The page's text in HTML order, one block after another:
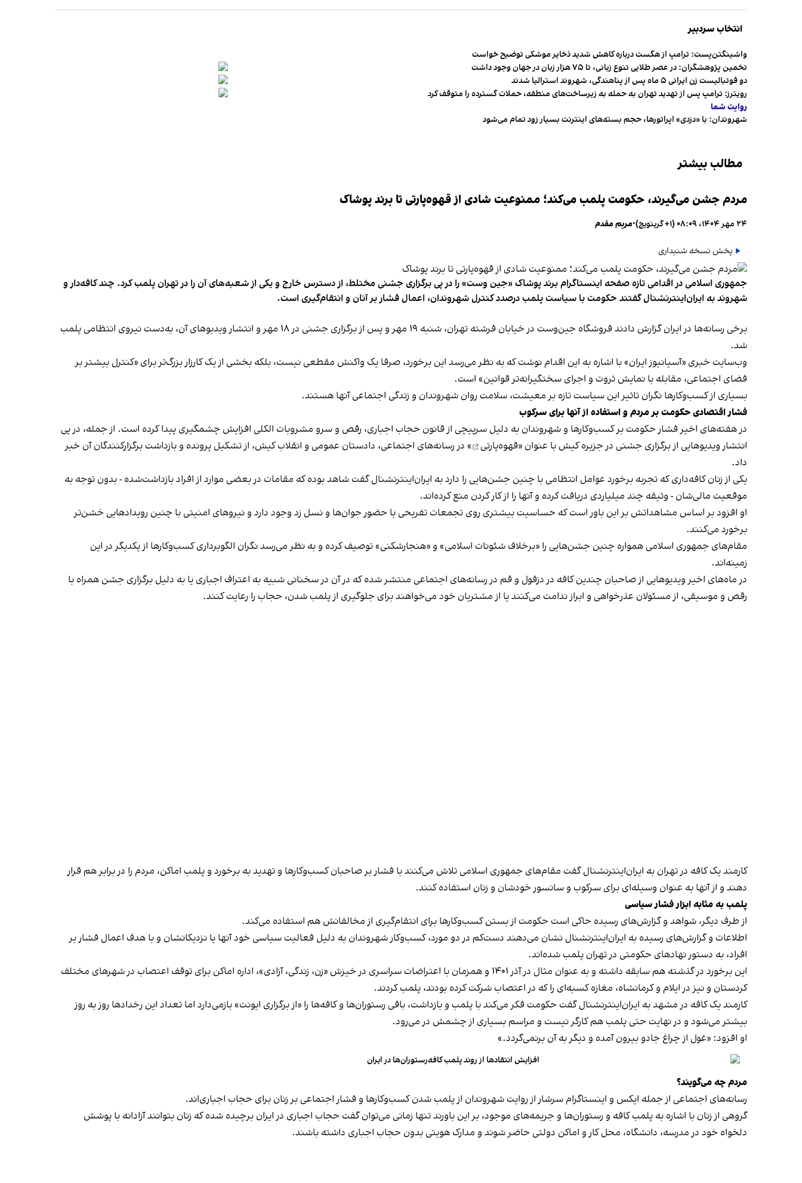
انتخاب سردبیر
واشینگتن‌پست: ترامپ از هگست درباره کاهش شدید ذخایر موشکی توضیح خواست
تخمین پژوهشگران: در عصر طلایی تنوع زبانی، تا ۷۵ هزار زبان در جهان وجود داشت
دو فوتبالیست زن ایرانی ۵ ماه پس از پناهندگی، شهروند استرالیا شدند
رویترز: ترامپ پس از تهدید تهران به حمله به زیرساخت‌های منطقه، حملات گسترده را متوقف کرد
روایت شما
شهروندان:‌ با «دزدی» اپراتورها، حجم بسته‌های اینترنت بسیار زود تمام می‌شود
مطالب بیشتر
مردم جشن می‌گیرند، حکومت پلمب می‌کند؛ ممنوعیت شادی از قهوه‌پارتی تا برند پوشاک
۲۴ مهر ۱۴۰۴، ۰۸:۰۹ (‎+۱ گرینویچ) •مریم مقدم
پخش نسخه شنیداری
جمهوری اسلامی در اقدامی تازه صفحه اینستاگرام برند پوشاک «جین وست» را در پی برگزاری جشنی مختلط، از دسترس خارج و یکی از شعبه‌های آن را در تهران پلمب کرد. چند کافه‌‌دار و
شهروند به ایران‌اینترنشنال گفتند حکومت با سیاست پلمب درصدد کنترل شهروندان، اعمال فشار بر آنان و انتقام‌گیری است.
برخی رسانه‌ها در ایران گزارش دادند فروشگاه جین‌وست در خیابان فرشته تهران، شنبه ۱۹ مهر و پس از برگزاری جشنی در ۱۸ مهر و انتشار ویدیوهای آن، به‌دست نیروی انتظامی پلمب
شد.
وب‌سایت خبری «آسیانیوز ایران» با اشاره به این اقدام نوشت که به نظر می‌رسد این برخورد، صرفا یک واکنش مقطعی نیست، بلکه بخشی از یک کارزار بزرگ‌تر برای «کنترل بیشتر بر
فضای اجتماعی، مقابله با نمایش ثروت و اجرای سختگیرانه‌تر قوانین» است.
بسیاری از کسب‌وکارها نگران تاثیر این سیاست‌ تازه بر معیشت، سلامت روان شهروندان و زندگی اجتماعی آنها هستند.
فشار اقتصادی حکومت بر مردم و استفاده از آنها برای سرکوب
در هفته‌های اخیر فشار حکومت بر کسب‌وکارها و شهروندان به دلیل سرپیچی از قانون حجاب اجباری، رقص و سرو مشروبات الکلی افزایش چشمگیری پیدا کرده است. از جمله، در پی
انتشار ویدیوهایی از برگزاری جشنی در جزیره کیش با عنوان «قهوه‌پارتی
» در رسانه‌های اجتماعی، دادستان عمومی و انقلاب کیش، از تشکیل پرونده و بازداشت برگزارکنندگان آن خبر
داد.
یکی از زنان کافه‌داری که تجربه برخورد عوامل انتظامی با چنین جشن‌هایی را دارد به ایران‌اینترنشنال گفت شاهد بوده که مقامات در بعضی موارد از افراد بازداشت‌‌شده - بدون توجه به
موقعیت مالی‌شان - وثیقه چند میلیاردی دریافت کرده و آنها را از کار کردن منع کرده‌اند.
او افزود بر اساس مشاهداتش بر این باور است که حساسیت بیشتری روی تجمعات تفریحی با حضور جوان‌ها و نسل زد وجود دارد و نیروهای امنیتی با چنین رویدادهایی خشن‌تر
برخورد می‌کنند.
مقام‌های جمهوری اسلامی همواره چنین جشن‌هایی را «برخلاف شئونات اسلامی» و «هنجارشکنی» توصیف کرده و به نظر می‌رسد نگران الگوبرداری کسب‌وکارها از یکدیگر در این
زمینه‌اند.
در ماه‌های اخیر ویدیوهایی از صاحبان چندین کافه در دزفول و قم در رسانه‌های اجتماعی منتشر شده که در آن در سخنانی شبیه به اعتراف اجباری یا به دلیل برگزاری جشن همراه با
رقص و موسیقی، از مسئولان عذرخواهی و ابراز ندامت می‌کنند یا از مشتریان خود می‌خواهند برای جلوگیری از پلمب شدن، حجاب را رعایت کنند.
کارمند یک کافه در تهران به ایران‌اینترنشنال گفت مقام‌های جمهوری اسلامی تلاش می‌کنند با فشار بر صاحبان کسب‌وکارها و تهدید به برخورد و پلمب اماکن، مردم را در برابر هم قرار
دهند و از آنها به عنوان وسیله‌ای برای سرکوب و سانسور خودشان و زنان استفاده کنند.
پلمب به مثابه ابزار فشار سیاسی
از طرف دیگر، شواهد و گزارش‌های رسیده حاکی است حکومت از بستن کسب‌وکارها برای انتقام‌گیری از مخالفانش هم استفاده می‌کند.
اطلاعات و گزارش‌های رسیده به ایران‌اینترنشنال نشان می‌دهند دست‌کم در دو مورد، کسب‌وکار شهروندان به دلیل فعالیت سیاسی خود آنها یا نزدیکانشان و با هدف اعمال فشار بر
افراد، به دستور نهادهای حکومتی در تهران پلمب شده‌اند.
این برخورد در گذشته هم سابقه داشته و به عنوان مثال در آذر ۱۴۰۱ و همزمان با اعتراضات سراسری در خیزش «زن، زندگی، آزادی»، اداره اماکن برای توقف اعتصاب در شهرهای مختلف
کردستان و نیز در ایلام و کرمانشاه، مغازه کسبه‌ای را که در اعتصاب شرکت کرده بودند، پلمب کردند.
کارمند یک کافه در مشهد به ایران‌اینترنشنال گفت حکومت فکر می‌کند با پلمب و بازداشت، باقی رستوران‌ها و کافه‌ها را «از برگزاری ایونت» بازمی‌دارد اما تعداد این رخدادها روز به روز
بیشتر می‌شود و در نهایت حتی پلمب هم کارگر نیست و مراسم بسیاری از چشمش در می‌رود.
او افزود: «غول از چراغ جادو بیرون آمده و دیگر به آن برنمی‎‌گردد.»
افزایش انتقادها از روند پلمب کافه‌رستوران‌ها در ایران
مردم چه می‌گویند؟
رسانه‎‌های اجتماعی از جمله ایکس و اینستاگرام سرشار از روایت شهروندان از پلمب شدن کسب‌وکارها و فشار اجتماعی بر زنان برای حجاب اجباری‌اند.
گروهی از زنان با اشاره به پلمب کافه و رستوران‌ها و جریمه‌های موجود، بر این باورند تنها زمانی می‌توان گفت حجاب اجباری در ایران برچیده شده که زنان بتوانند آزادانه با پوشش
دلخواه خود در مدرسه، دانشگاه، محل کار و اماکن دولتی حاضر شوند و مدارک هویتی بدون حجاب اجباری داشته باشند.